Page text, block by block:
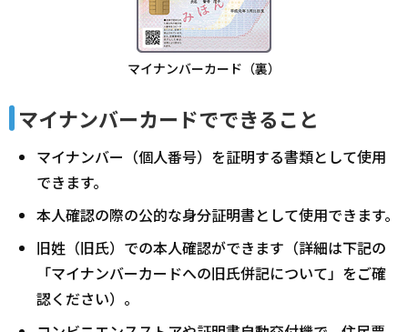
マイナンバーカード（裏）
マイナンバーカードでできること
マイナンバー（個人番号）を証明する書類として使用
できます。
本人確認の際の公的な身分証明書として使用できます。
旧姓（旧氏）での本人確認ができます（詳細は下記の
「マイナンバーカードへの旧氏併記について」をご確
認ください）。